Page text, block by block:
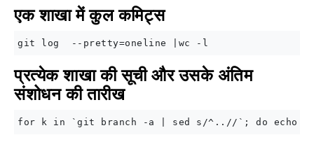
एक शाखा में कुल कमिट्स
प्रत्येक शाखा की सूची और उसके अंतिम
संशोधन की तारीख